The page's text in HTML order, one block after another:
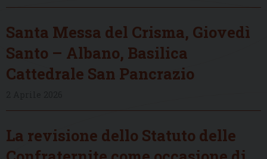
Santa Messa del Crisma, Giovedì
Santo – Albano, Basilica
Cattedrale San Pancrazio
La revisione dello Statuto delle